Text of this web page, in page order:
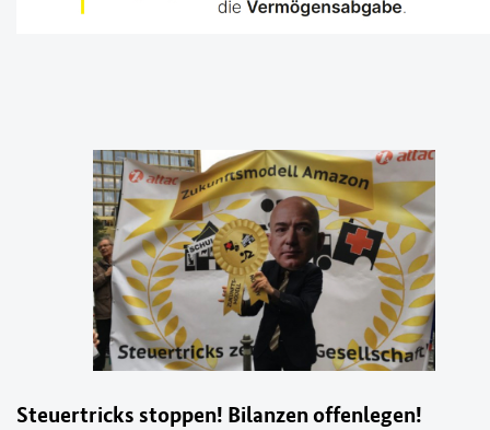
Steuertricks stoppen! Bilanzen offenlegen!